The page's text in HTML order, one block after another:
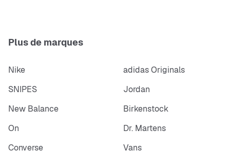
Plus de marques
Nike
adidas Originals
SNIPES
Jordan
New Balance
Birkenstock
On
Dr. Martens
Converse
Vans